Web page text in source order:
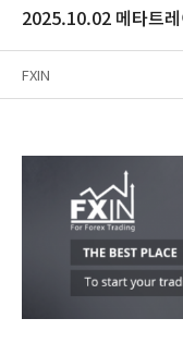
2025.10.02 메타트
FXIN